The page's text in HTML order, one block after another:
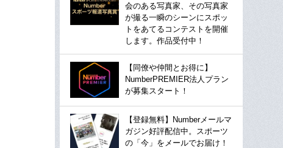
会のある写真家、その写真家
が撮る一瞬のシーンにスポッ
トをあてるコンテストを開催
します。作品受付中！
【同僚や仲間とお得に】
NumberPREMIER法人プラン
が募集スタート！
【登録無料】Numberメールマ
ガジン好評配信中。スポーツ
の「今」をメールでお届け！